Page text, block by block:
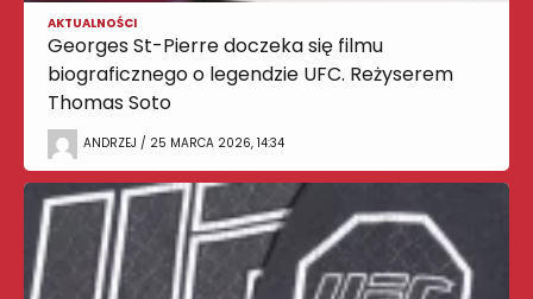
AKTUALNOŚCI
Georges St-Pierre doczeka się filmu
biograficznego o legendzie UFC. Reżyserem
Thomas Soto
ANDRZEJ / 25 MARCA 2026, 14:34